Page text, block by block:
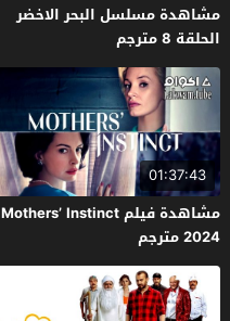
مشاهدة مسلسل البحر الاخضر
الحلقة 8 مترجم
01:37:43
مشاهدة فيلم Mothers’ Instinct
2024 مترجم